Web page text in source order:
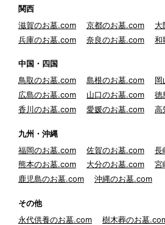
関西
滋賀のお墓.com
京都のお墓.com
大
兵庫のお墓.com
奈良のお墓.com 和
中国・四国
鳥取のお墓.com
島根のお墓.com
岡
広島のお墓.com
山口のお墓.com
徳
香川のお墓.com
愛媛のお墓.com 高
九州・沖縄
福岡のお墓.com
佐賀のお墓.com
長
熊本のお墓.com
大分のお墓.com
宮
鹿児島のお墓.com
沖縄のお墓.com
その他
永代供養のお墓.com
樹木葬のお墓